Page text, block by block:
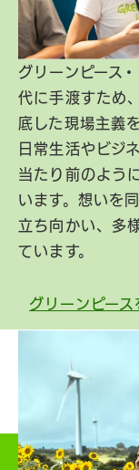
グリーンピース
代に手渡すため
底した現場主義
日常生活やビジ
当たり前のよう
います。想いを
立ち向かい、多
ています。
グリーンピー